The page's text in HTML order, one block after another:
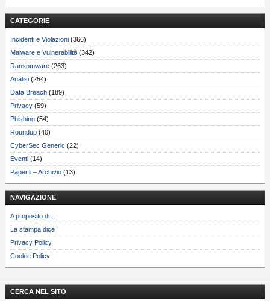
CATEGORIE
Incidenti e Violazioni (366)
Malware e Vulnerabilità (342)
Ransomware (263)
Analisi (254)
Data Breach (189)
Privacy (59)
Phishing (54)
Roundup (40)
CyberSec Generic (22)
Eventi (14)
Paper.li – Archivio (13)
NAVIGAZIONE
A proposito di…
La stampa dice
Privacy Policy
Cookie Policy
CERCA NEL SITO